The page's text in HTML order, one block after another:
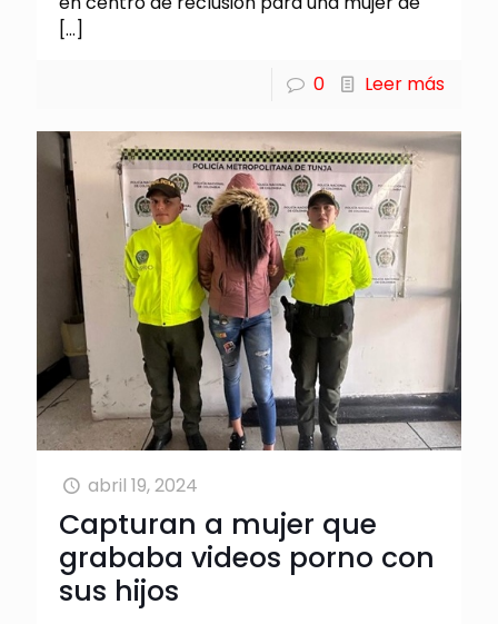
[…]
0 Leer más
abril 19, 2024
Capturan a mujer que
grababa videos porno con
sus hijos